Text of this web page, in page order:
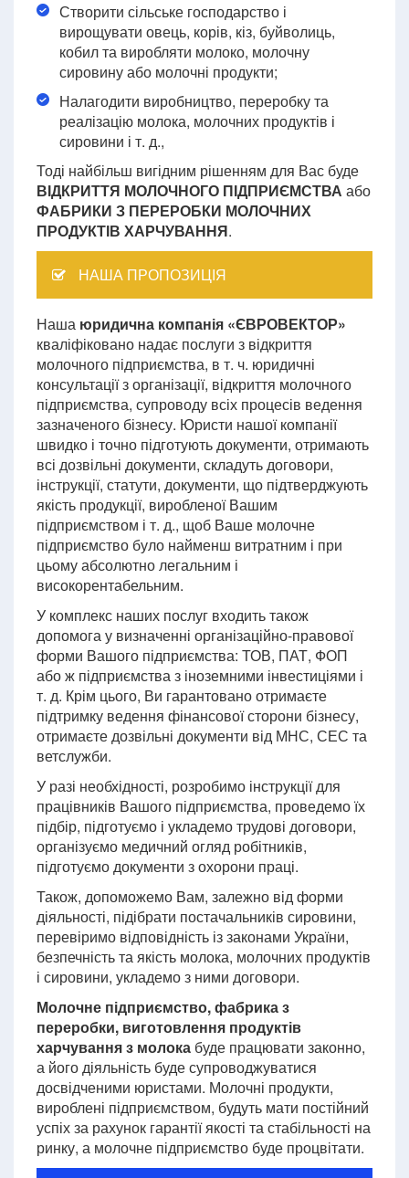
Створити сільське господарство і
вирощувати овець, корів, кіз, буйволиць,
кобил та виробляти молоко, молочну
сировину або молочні продукти;
Налагодити виробництво, переробку та
реалізацію молока, молочних продуктів і
сировини і т. д.,
Тоді найбільш вигідним рішенням для Вас буде
ВІДКРИТТЯ МОЛОЧНОГО ПІДПРИЄМСТВА або
ФАБРИКИ З ПЕРЕРОБКИ МОЛОЧНИХ
ПРОДУКТІВ ХАРЧУВАННЯ.
НАША ПРОПОЗИЦІЯ
Наша юридична компанія «ЄВРОВЕКТОР»
кваліфіковано надає послуги з відкриття
молочного підприємства, в т. ч. юридичні
консультації з організації, відкриття молочного
підприємства, супроводу всіх процесів ведення
зазначеного бізнесу. Юристи нашої компанії
швидко і точно підготують документи, отримають
всі дозвільні документи, складуть договори,
інструкції, статути, документи, що підтверджують
якість продукції, виробленої Вашим
підприємством і т. д., щоб Ваше молочне
підприємство було найменш витратним і при
цьому абсолютно легальним і
високорентабельним.
У комплекс наших послуг входить також
допомога у визначенні організаційно-правової
форми Вашого підприємства: ТОВ, ПАТ, ФОП
або ж підприємства з іноземними інвестиціями і
т. д. Крім цього, Ви гарантовано отримаєте
підтримку ведення фінансової сторони бізнесу,
отримаєте дозвільні документи від МНС, СЕС та
ветслужби.
У разі необхідності, розробимо інструкції для
працівників Вашого підприємства, проведемо їх
підбір, підготуємо і укладемо трудові договори,
організуємо медичний огляд робітників,
підготуємо документи з охорони праці.
Також, допоможемо Вам, залежно від форми
діяльності, підібрати постачальників сировини,
перевіримо відповідність із законами України,
безпечність та якість молока, молочних продуктів
і сировини, укладемо з ними договори.
Молочне підприємство, фабрика з
переробки, виготовлення продуктів
харчування з молока буде працювати законно,
а його діяльність буде супроводжуватися
досвідченими юристами. Молочні продукти,
вироблені підприємством, будуть мати постійний
успіх за рахунок гарантії якості та стабільності на
ринку, а молочне підприємство буде процвітати.